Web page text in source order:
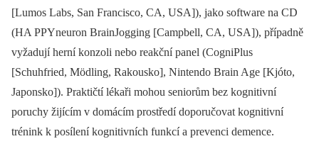
[Lumos Labs, San Francisco, CA, USA]), jako software na CD
(HA PPYneuron BrainJogging [Campbell, CA, USA]), případně
vyžadují herní konzoli nebo reakční panel (CogniPlus
[Schuhfried, Mödling, Rakousko], Nintendo Brain Age [Kjóto,
Japonsko]). Praktičtí lékaři mohou seniorům bez kognitivní
poruchy žijícím v domácím prostředí doporučovat kognitivní
trénink k posílení kognitivních funkcí a prevenci demence.